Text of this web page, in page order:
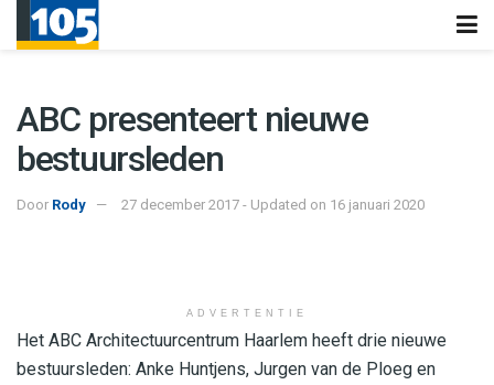
ABC presenteert nieuwe
bestuursleden
Door Rody 27 december 2017 - Updated on 16 januari 2020
ADVERTENTIE
Het ABC Architectuurcentrum Haarlem heeft drie nieuwe
bestuursleden: Anke Huntjens, Jurgen van de Ploeg en